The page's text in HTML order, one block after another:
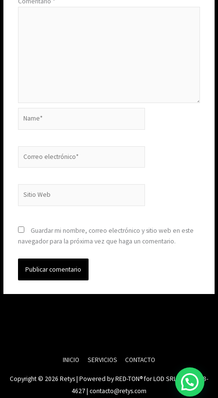
electrónico*
Web
Guardar mi nombre, correo electrónico y sitio web en este
navegador para la próxima vez que haga un comentario.
INICIO SERVICIOS CONTACTO
Copyright © 2026 Retys| Powered by RED-TON® for LOD SRL | 0810 888-
4627 | contacto@retys.com